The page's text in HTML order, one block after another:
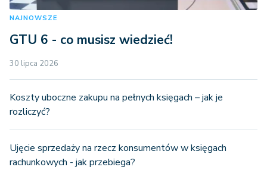
NAJNOWSZE
GTU 6 - co musisz wiedzieć!
30 lipca 2026
Koszty uboczne zakupu na pełnych księgach – jak je
rozliczyć?
Ujęcie sprzedaży na rzecz konsumentów w księgach
rachunkowych - jak przebiega?